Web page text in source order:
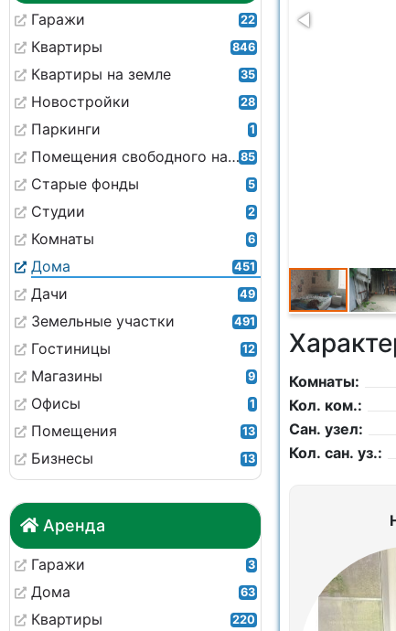
Гаражи 22
Квартиры 846
Квартиры на земле 35
Новостройки 28
Паркинги 1
Помещения свободного назначения85
Старые фонды 5
Студии 2
Комнаты 6
Дома 451
Дачи 49
Земельные участки 491
Гостиницы 12
Магазины 9
Офисы 1
Помещения 13
Бизнесы 13
Аренда
Гаражи 3
Дома 63
Квартиры 220
Комнаты:
Кол. ком.:
Сан. узел:
Кол. сан. уз.: